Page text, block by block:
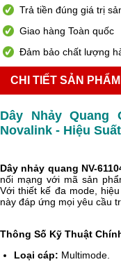
Trả tiền đúng giá trị
Giao hàng Toàn quốc
Đảm bảo chất lượng
CHI TIẾT SẢN PHẨM
Dây Nhảy Quang
Novalink - Hiệu
Dây nhảy quang NV-
nối mạng với mã sản
Với thiết kế đa mode,
này đáp ứng mọi yêu cầu
Thông Số Kỹ Thuật
Loại cáp: Multimode.